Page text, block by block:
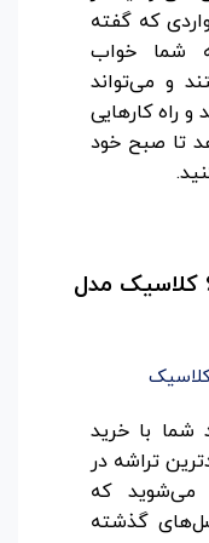
که گفته
شما خواب
و می‌تواند
راه کارهایی
تا صبح خود
باتری سامسونگ گلکسی واچ 6 کلاسیک مدل
شما با خرید
تراشه در
می‌شوید که
گذشته